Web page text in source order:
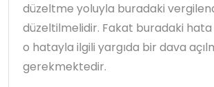
düzeltme yoluyla buradaki
düzeltilmelidir. Fakat buradaki hata
o hatayla ilgili yargıda bir dava
gerekmektedir.